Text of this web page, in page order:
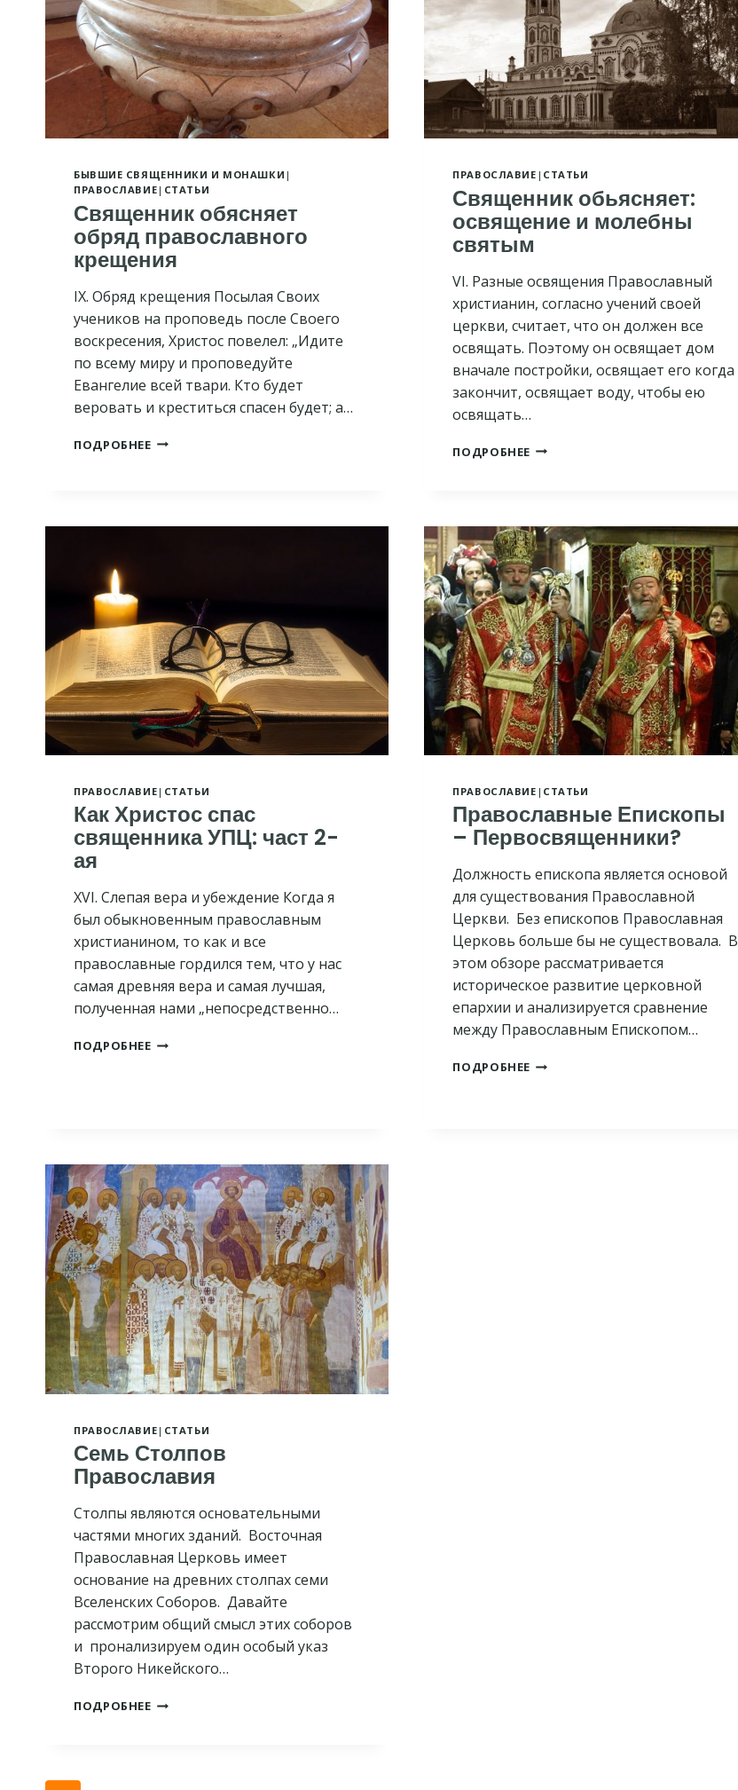
БЫВШИЕ СВЯЩЕННИКИ И МОНАШКИ |
ПРАВОСЛАВИЕ | СТАТЬИ
Священник обясняет
обряд православного
крещения
IX. Обряд крещения Посылая Своих
учеников на проповедь после Своего
воскресения, Христос повелел: „Идите
по всему миру и проповедуйте
Евангелие всей твари. Кто будет
веровать и креститься спасен будет; а…
ПОДРОБНЕЕ СВЯЩЕННИК
ПРАВОСЛАВИЕ | СТАТЬИ
Священник обьясняет:
освящение и молебны
святым
VI. Разные освящения Православный
христианин, согласно учений своей
церкви, считает, что он должен все
освящать. Поэтому он освящает дом
вначале постройки, освящает его когда
закончит, освящает воду, чтобы ею
освящать…
ПОДРОБНЕЕ СВЯЩЕННИК
СВЯТЫМ
ПРАВОСЛАВИЕ | СТАТЬИ
Как Христос спас
священника УПЦ: част 2-
ая
XVI. Слепая вера и убеждение Когда я
был обыкновенным православным
христианином, то как и все
православные гордился тем, что у нас
самая древняя вера и самая лучшая,
полученная нами „непосредственно…
ПОДРОБНЕЕ КАК
АЯ
ПРАВОСЛАВИЕ | СТАТЬИ
Православные Епископы
– Первосвященники?
Должность епископа является основой
для существования Православной
Церкви. Без епископов Православная
Церковь больше бы не существовала. В
этом обзоре рассматривается
историческое развитие церковной
епархии и анализируется сравнение
между Православным Епископом…
ПОДРОБНЕЕ ПРАВОСЛАВНЫЕ
ПРАВОСЛАВИЕ | СТАТЬИ
Семь Столпов
Православия
Столпы являются основательными
частями многих зданий. Восточная
Православная Церковь имеет
основание на древних столпах семи
Вселенских Соборов. Давайте
рассмотрим общий смысл этих соборов
и пронализируем один особый указ
Второго Никейского…
ПОДРОБНЕЕ СЕМЬ